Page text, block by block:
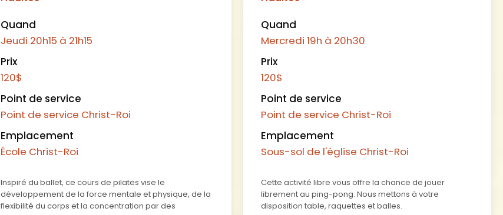
Quand
Jeudi 20h15 à 21h15
Prix
120$
Point de service
Point de service Christ-Roi
Emplacement
École Christ-Roi
Inspiré du ballet, ce cours de pilates vise le
développement de la force mentale et physique, de la
flexibilité du corps et la concentration par des
Quand
Mercredi 19h à 20h30
Prix
120$
Point de service
Point de service Christ-Roi
Emplacement
Sous-sol de l'église Christ-Roi
Cette activité libre vous offre la chance de jouer
librement au ping-pong. Nous mettons à votre
disposition table, raquettes et balles.